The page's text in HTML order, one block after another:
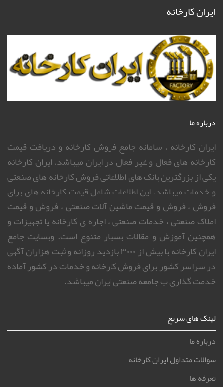
ایران کارخانه
درباره ما
ایران کارخانه ، سامانه جامع فروش کارخانه و دریافت قیمت
کارخانه های فعال و غیر فعال در ایران میباشد. ایران کارخانه
یکی از بزرگترین بانک های اطلاعاتی فروش کارخانه های صنعتی
و خدمات میباشد. این اطلاعات شامل قیمت کارخانه های برای
فروش ، فروش و قیمت ماشین آلات صنعتی ، فروش و قیمت
املاک صنعتی ، خدمات صنعتی ، اجاره ی کارخانه یا تجهیزات و
همچنین آموزش و مقالات بسیار متنوع است. وبسایت جامع
ایران کارخانه با بیش از ۳۰۰۰ بازدید روزانه و ثبت هزاران آگهی
در سراسر کشور برای فروش کارخانه و خدمات در کشور آماده
خدمت گذاری ب جامعه صنعتی ایران میباشد.
لینک های سریع
درباره ما
سوالات متداول ایران کارخانه
تعرفه ها